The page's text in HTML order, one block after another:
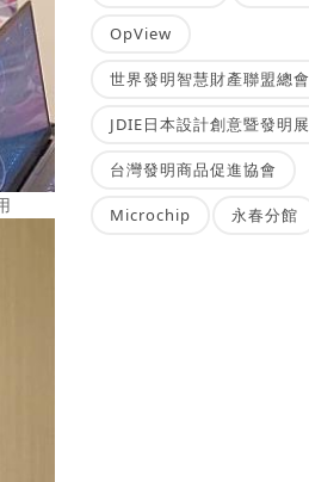
OpView
世界發明智慧財產聯盟總會
JDIE日本設計創意暨發明展
台灣發明商品促進協會
Microchip 永春分館